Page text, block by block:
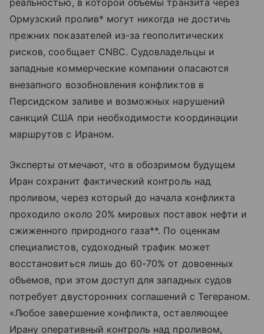
реальностью, в которой объемы транзита через
Ормузский пролив* могут никогда не достичь
прежних показателей из-за геополитических
рисков, сообщает CNBC. Судовладельцы и
западные коммерческие компании опасаются
внезапного возобновления конфликтов в
Персидском заливе и возможных нарушений
санкций США при необходимости координации
маршрутов с Ираном.
Эксперты отмечают, что в обозримом будущем
Иран сохранит фактический контроль над
проливом, через который до начала конфликта
проходило около 20% мировых поставок нефти и
сжиженного природного газа**. По оценкам
специалистов, судоходный трафик может
восстановиться лишь до 60-70% от довоенных
объемов, при этом доступ для западных судов
потребует двусторонних соглашений с Тегераном.
«Любое завершение конфликта, оставляющее
Ирану оперативный контроль над проливом,